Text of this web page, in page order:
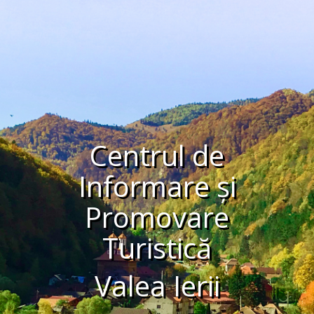
Centrul de
Informare și
Promovare
Turistică
Valea Ierii